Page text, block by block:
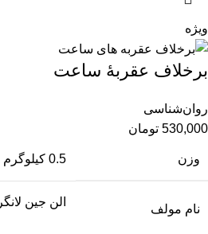
ویژه
برخلاف عقربۀ ساعت
روان‌شناسی
530,000 تومان
وزن 0.5 کیلوگرم
نام مولف
الن جین لانگر